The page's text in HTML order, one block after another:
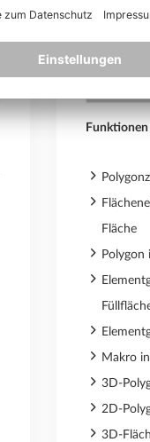
Fläche
Polygon
Makro
3D-
2D-
3D-